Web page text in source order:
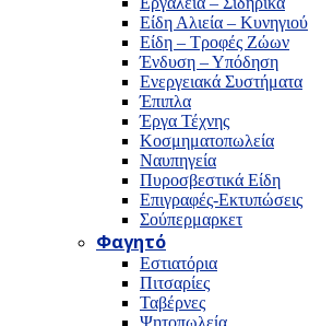
Είδη Αλιεία – Κυνηγιού
Είδη – Τροφές Ζώων
Ένδυση – Υπόδηση
Ενεργειακά Συστήματα
Έπιπλα
Έργα Τέχνης
Κοσμηματοπωλεία
Ναυπηγεία
Πυροσβεστικά Είδη
Επιγραφές-Εκτυπώσεις
Σούπερμαρκετ
Φαγητό
Εστιατόρια
Πιτσαρίες
Ταβέρνες